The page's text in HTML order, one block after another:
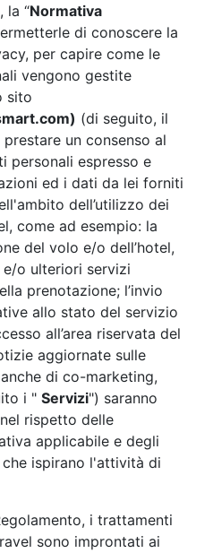
la “Normativa
di conoscere la
per capire come le
vengono gestite
sito
(di seguito, il
un consenso al
personali espresso e
ed i dati da lei forniti
dell’utilizzo dei
come ad esempio: la
del volo e/o dell’hotel,
o ulteriori servizi
prenotazione; l’invio
allo stato del servizio
all’area riservata del
aggiornate sulle
di co-marketing,
i " Servizi") saranno
rispetto delle
applicabile e degli
ispirano l'attività di
i trattamenti
sono improntati ai